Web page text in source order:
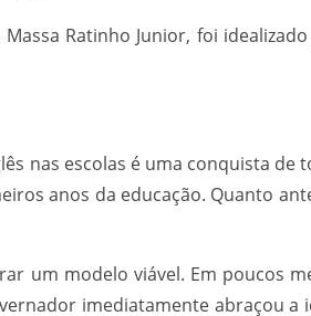
Ratinho Junior, foi
nas escolas é uma conquista de
anos da educação. Quanto
um modelo viável. Em poucos
imediatamente abraçou a